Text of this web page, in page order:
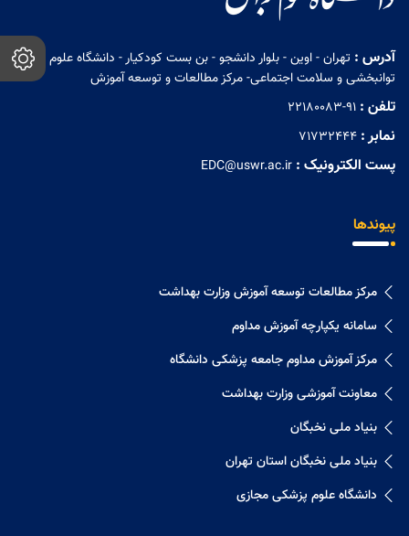
آدرس : تهران - اوین - بلوار دانشجو - بن بست کودکیار - دانشگاه علوم
توانبخشی و سلامت اجتماعی- مرکز مطالعات و توسعه آموزش
تلفن : 22180083-91
نمابر : 71732444
پست الکترونیک : EDC@uswr.ac.ir
پیوندها
مرکز مطالعات توسعه آموزش وزارت بهداشت
سامانه یکپارچه آموزش مداوم
مرکز آموزش مداوم جامعه پزشکی دانشگاه
معاونت آموزشی وزارت بهداشت
بنیاد ملی نخبگان
بنیاد ملی نخبگان استان تهران
دانشگاه علوم پزشکی مجازی